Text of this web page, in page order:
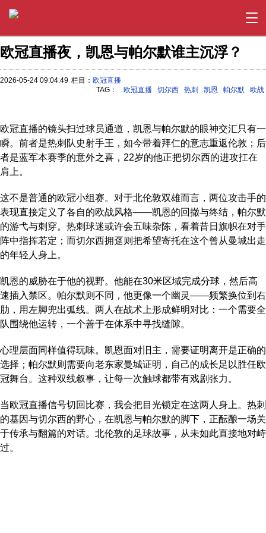
欧冠直播夜，凯恩与帕尔默谁主沉浮？
2026-05-24 09:04:49 栏目： 欧冠直播
TAG：
欧冠直播 切尔西 热刺 凯恩 帕尔默 欧战
欧冠直播的镜头扫过球员通道，凯恩与帕尔默的眼神交汇只有一
瞬。前者是热刺队史射手王，如今带着拜仁的意志重返伦敦；后
者是蓝军本赛季的意外之喜，22岁的他正把切尔西的进攻扛在
肩上。
这不是普通的欧冠小组赛。对于北伦敦双雄而言，两位攻击手的
表现直接定义了各自的欧战风格——凯恩的回撤与终结，帕尔默
的游弋与刺穿。热刺球迷或许会五味杂陈，看着昔日旗帜在对手
阵中指挥若定；而切尔西拥趸则把希望寄托在这个曾从曼城出走
的年轻人身上。
凯恩的威胁在于他的视野。他能在30米区域完成分球，然后高
速插入禁区。帕尔默则不同，他更像一个幽灵——频繁换位到右
肋，用左脚兜出弧线。两人在战术上形成鲜明对比：一个需要全
队围绕他运转，一个善于在体系中寻找缝隙。
心理层面同样值得玩味。凯恩面对旧主，需要证明离开是正确的
选择；帕尔默则需要向老东家曼城证明，自己的成长足以胜任欧
冠舞台。这种双线叙事，让每一次触球都带有戏剧张力。
当欧冠直播信号切回比赛，我会把目光锁定在这两人身上。热刺
的基因与切尔西的野心，在凯恩与帕尔默的脚下，正酝酿一场关
于传承与翻篇的对话。北伦敦的足球故事，从未如此直接地对峙
过。